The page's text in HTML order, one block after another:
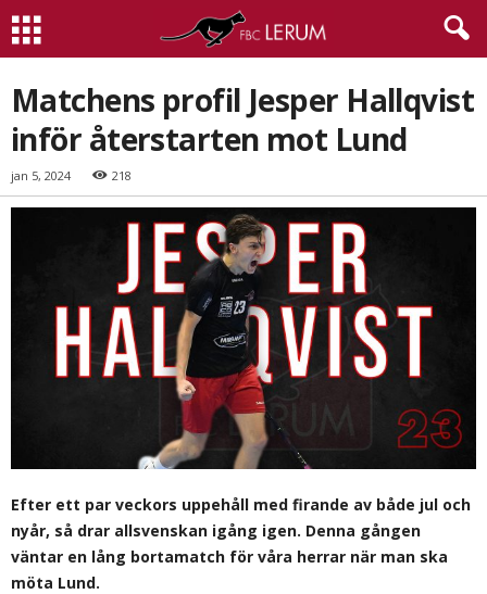
Matchens profil Jesper Hallqvist
inför återstarten mot Lund
jan 5, 2024 218
Efter ett par veckors uppehåll med firande av både jul och
nyår, så drar allsvenskan igång igen. Denna gången
väntar en lång bortamatch för våra herrar när man ska
möta Lund.